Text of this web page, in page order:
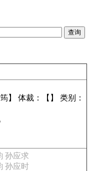
】 体裁：【】 类别：
孙应求
孙应时